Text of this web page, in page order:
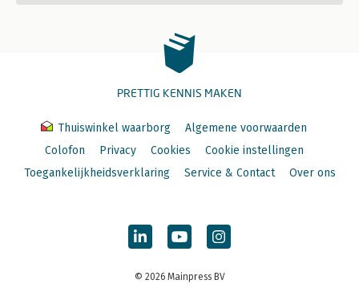
PRETTIG KENNIS MAKEN
Thuiswinkel waarborg
Algemene voorwaarden
Colofon
Privacy Cookies
Cookie instellingen
Toegankelijkheidsverklaring
Service & Contact Over ons
© 2026 Mainpress BV